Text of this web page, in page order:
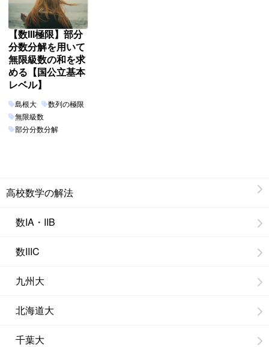
【数III極限】部分
分数分解を用いて
無限級数の和を求
める【国公立基本
レベル】
島根大
数列の極限
無限級数
部分分数分解
高校数学の解法
数IA・IIB
数IIIC
九州大
北海道大
千葉大